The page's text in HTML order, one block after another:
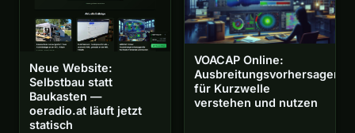
Neue Website:
Selbstbau statt
Baukasten —
oeradio.at läuft jetzt
statisch
VOACAP Online:
Ausbreitungsvorhersagen
für Kurzwelle
verstehen und nutzen